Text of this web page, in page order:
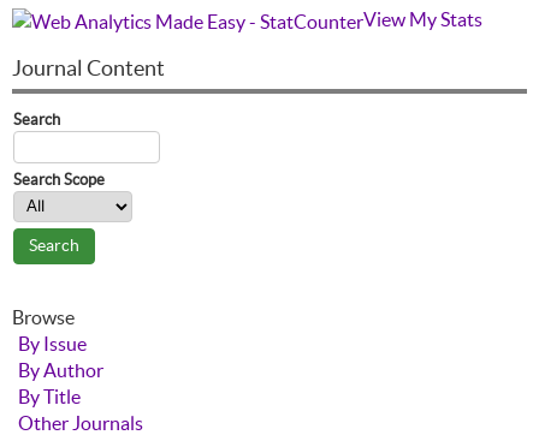
View My Stats
Journal Content
Search
Search Scope
Browse
By Issue
By Author
By Title
Other Journals